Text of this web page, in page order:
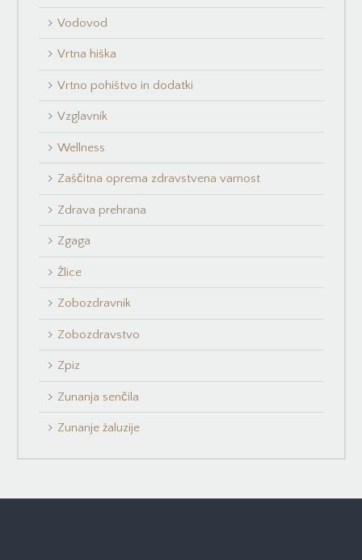
Vodovod
Vrtna hiška
Vrtno pohištvo in dodatki
Vzglavnik
Wellness
Zaščitna oprema zdravstvena varnost
Zdrava prehrana
Zgaga
Žlice
Zobozdravnik
Zobozdravstvo
Zpiz
Zunanja senčila
Zunanje žaluzije